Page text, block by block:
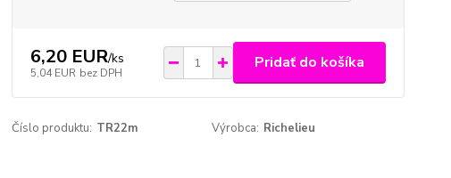
6,20 EUR/ks
5,04 EUR bez DPH
Pridať do košíka
Číslo produktu: TR22m Výrobca: Richelieu